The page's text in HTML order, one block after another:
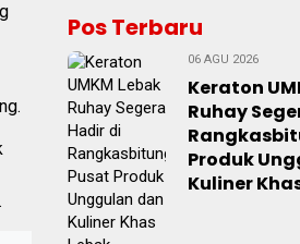
Pos Terbaru
06 AGU 2026
Keraton
Ruhay
Produk
Kuliner